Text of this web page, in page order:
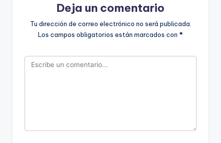
Deja un comentario
Tu dirección de correo electrónico no será publicada.
Los campos obligatorios están marcados con *